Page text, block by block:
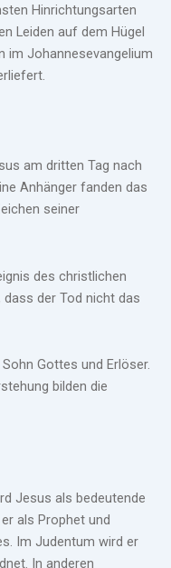
Hinrichtungsarten
Leiden auf dem Hügel
im Johannesevangelium
am dritten Tag nach
Anhänger fanden das
seiner
des christlichen
der Tod nicht das
Gottes und Erlöser.
bilden die
Jesus als bedeutende
als Prophet und
Im Judentum wird er
In anderen